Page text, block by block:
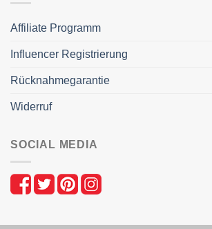
Affiliate Programm
Influencer Registrierung
Rücknahmegarantie
Widerruf
SOCIAL MEDIA